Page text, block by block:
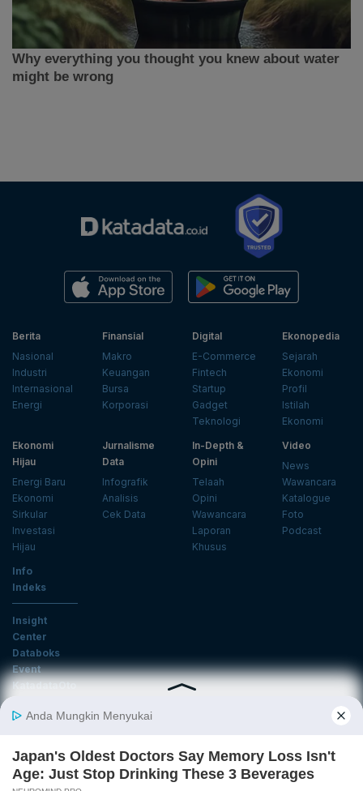
Berita
Nasional
Industri
Internasional
Energi
Finansial
Makro
Keuangan
Bursa
Korporasi
Digital
E-Commerce
Fintech
Startup
Gadget
Teknologi
Ekonopedia
Sejarah
Ekonomi
Profil
Istilah
Ekonomi
Ekonomi
Hijau
Energi Baru
Ekonomi
Sirkular
Investasi
Hijau
Jurnalisme
Data
Infografik
Analisis
Cek Data
In-Depth &
Opini
Telaah
Opini
Wawancara
Laporan
Khusus
Video
News
Wawancara
Katalogue
Foto
Podcast
Info
Indeks
Insight
Center
Databoks
Event
KatadataOto
Email
Daftar